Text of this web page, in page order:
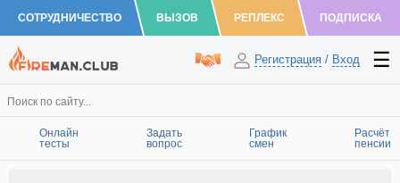
СОТРУДНИЧЕСТВО ВЫЗОВ РЕПЛЕКС ПОДПИСКА
Регистрация / Вход
Онлайн
тесты
Задать
вопрос
График
смен
Расчёт
пенсии